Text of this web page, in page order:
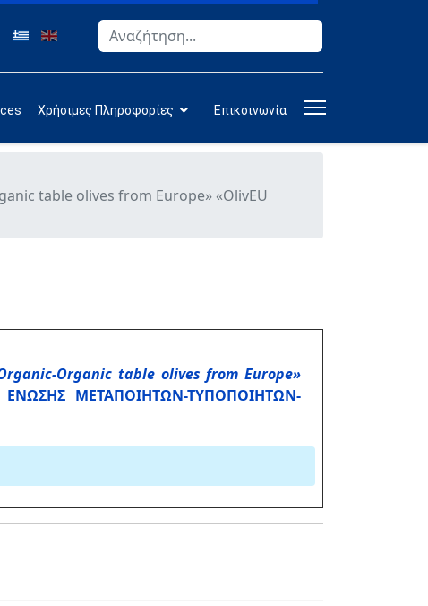
Αναζήτηση
Χρήσιμες Πληροφορίες Επικοινωνία
table olives from Europe» «OlivEU
-Organic table olives from Europe»
ΕΝΩΣΗΣ ΜΕΤΑΠΟΙΗΤΩΝ-ΤΥΠΟΠΟΙΗΤΩΝ-